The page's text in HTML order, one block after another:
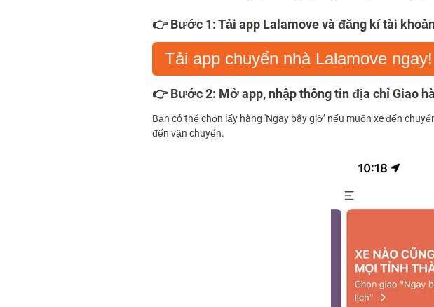
👉 Bước 1: Tải app Lalamove và đăng kí tài
Tải app chuyển nhà Lalamove ngay!
👉 Bước 2: Mở app, nhập thông tin địa chỉ Giao
Bạn có thể chọn lấy hàng 'Ngay bây giờ’ nếu muốn xe đến
đến vận chuyển.